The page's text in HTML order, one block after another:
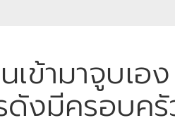
ข้ามาจูบเอ
ดังมีครอบค